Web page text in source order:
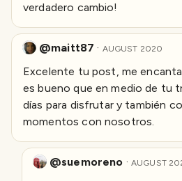
verdadero cambio!
@maitt87 · AUGUST 2020
Excelente tu post, me
es bueno que en medio de tu
días para disfrutar y también
momentos con nosotros.
@suemoreno · AUGUST